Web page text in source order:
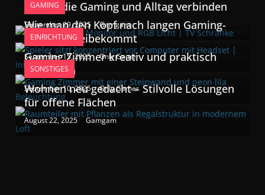
Möbel, die Gaming und Alltag verbinden
September 29, 2025 Gamgam
GAMING
Wie man den Kopf nach langen Gaming-
Sessions freibekommt
September 15, 2025 Only Gamer
EINRICHTUNG
Gaming Zimmer kreativ und praktisch
einrichten
September 10, 2025 Only Gamer
SONSTIGES
Wohnen neu gedacht – Stilvolle Lösungen
für offene Flächen
August 22, 2025 Gamgam